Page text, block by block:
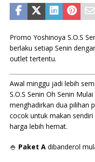
Promo Yoshinoya S.O.S
berlaku setiap Senin
outlet tertentu.
Awal minggu jadi lebih
S.O.S Senin Oh Senin
menghadirkan dua pilihan
cocok untuk makan
harga lebih hemat.
🍚 Paket A dibanderol